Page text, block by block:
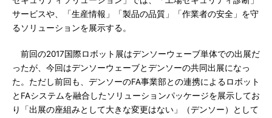
サービスや、「生産情報」「製品の品質」「作業者の安全」を守
るソリューションを展示する。
前回の2017国際ロボット展はデンソーウェーブ単体での出展だ
ったが、今回はデンソーウェーブとデンソーの共同出展になっ
た。ただし前回も、デンソーのFA事業部との連携によるロボット
とFAシステムを融合したソリューションパッケージを展示してお
り「出展の座組みとして大きな変更はない」（デンソー）として